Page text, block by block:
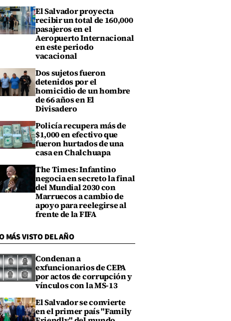
El Salvador proyecta
recibir un total de 160,000
pasajeros en el
Aeropuerto Internacional
en este periodo
vacacional
Dos sujetos fueron
detenidos por el
homicidio de un hombre
de 66 años en El
Divisadero
Policía recupera más de
$1,000 en efectivo que
fueron hurtados de una
casa en Chalchuapa
The Times: Infantino
negocia en secreto la final
del Mundial 2030 con
Marruecos a cambio de
apoyo para reelegirse al
frente de la FIFA
MÁS VISTO DEL AÑO
Condenan a
exfuncionarios de CEPA
por actos de corrupción y
vínculos con la MS-13
El Salvador se convierte
en el primer país "Family